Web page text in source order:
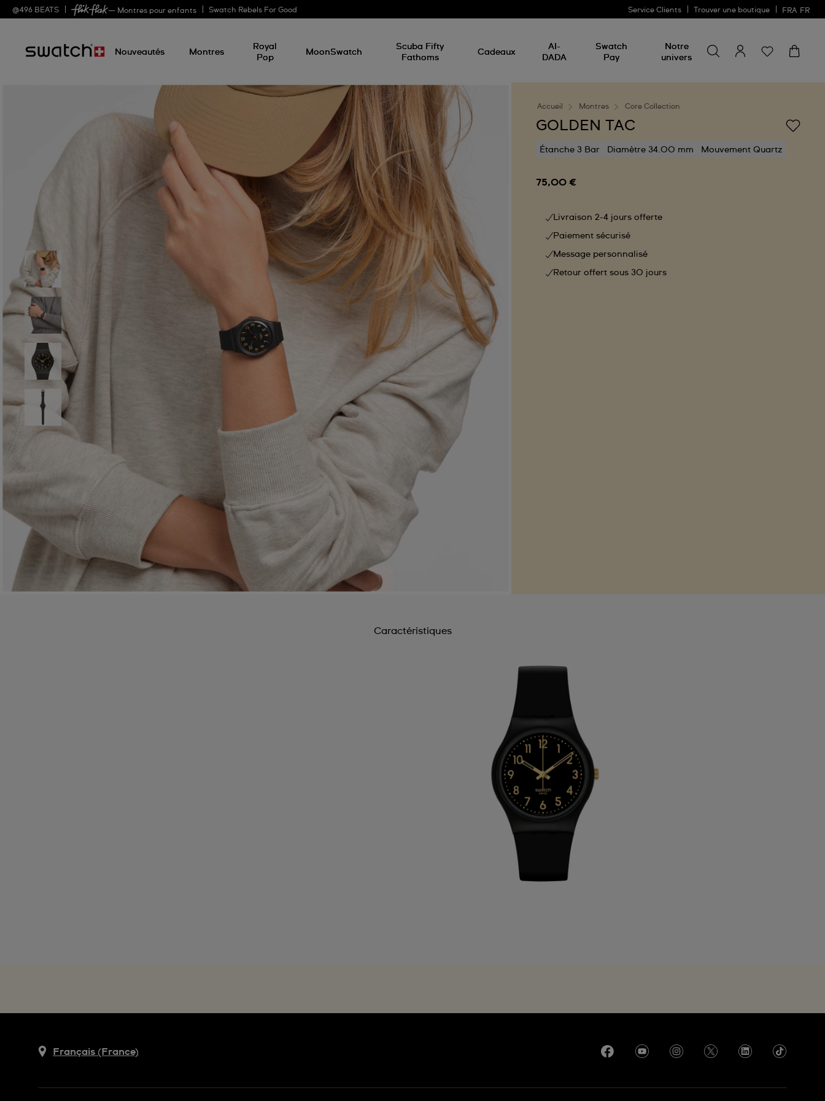
@496 BEATS — Montres pour enfants Swatch Rebels For Good Service Clients Trouver une boutique FRA FR
Nouveautés Montres
Royal
Pop
MoonSwatch
Scuba Fifty
Fathoms
Cadeaux
AI-
DADA
Swatch
Pay
Notre
univers
un
produit
Accueil Montres Core Collection
GOLDEN TAC
Étanche 3 Bar Diamètre 34.00 mm Mouvement Quartz
75,00 €
Livraison 2-4 jours offerte
Paiement sécurisé
Message personnalisé
Retour offert sous 30 jours
Caractéristiques
Français (France)